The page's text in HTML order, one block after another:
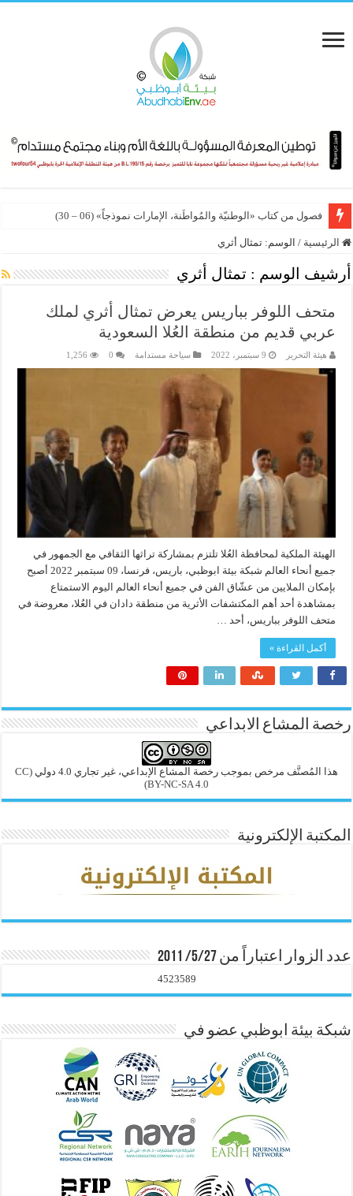
فصول من كتاب «الوطنيّة والمُواطَنة، الإمارات نموذجاً» (06 – 30)
الرئيسية / الوسم: تمثال أثري
أرشيف الوسم : تمثال أثري
متحف اللوفر بباريس يعرض تمثال أثري لملك
عربي قديم من منطقة العُلا السعودية
هيئة التحرير 9 سبتمبر، 2022 سياحة مستدامة 0
1,256
الهيئة الملكية لمحافظة العُلا تلتزم بمشاركة تراثها الثقافي مع الجمهور في
جميع أنحاء العالم شبكة بيئة ابوظبي، باريس، فرنسا، 09 سبتمبر 2022 أصبح
بإمكان الملايين من عشّاق الفن في جميع أنحاء العالم اليوم الاستمتاع
بمشاهدة أحد أهم المكتشفات الأثرية من منطقة دادان في العُلا، معروضة في
متحف اللوفر بباريس، أحد …
أكمل القراءة »
رخصة المشاع الابداعي
هذا المُصنَّف مرخص بموجب رخصة المشاع الإبداعي، غير تجاري 4.0 دولي
(CC
BY-NC-SA 4.0)
المكتبة الإلكترونية
عدد الزوار اعتباراً من 5/27/ 2011
4523589
شبكة بيئة ابوظبي عضو في